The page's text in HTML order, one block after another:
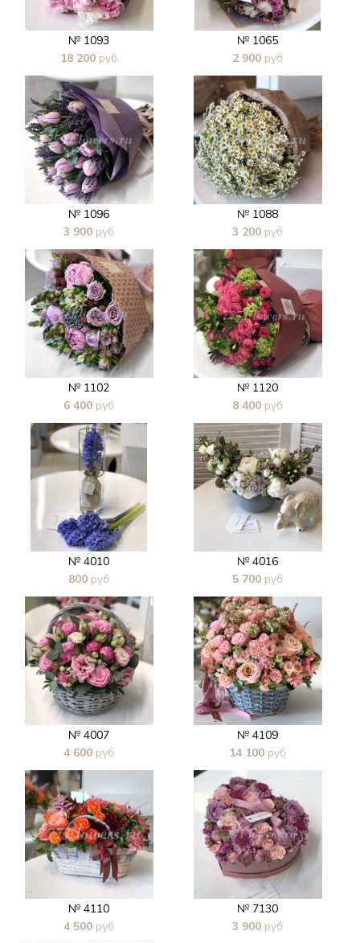
№ 1093
18 200 руб
В 1 клик
№ 1065
2 900 руб
В 1 клик
№ 1096
3 900 руб
В 1 клик
№ 1088
3 200 руб
В 1 клик
№ 1102
6 400 руб
В 1 клик
№ 1120
8 400 руб
В 1 клик
№ 4010
800 руб
В 1 клик
№ 4016
5 700 руб
В 1 клик
№ 4007
4 600 руб
В 1 клик
№ 4109
14 100 руб
В 1 клик
№ 4110
4 500 руб
№ 7130
3 900 руб